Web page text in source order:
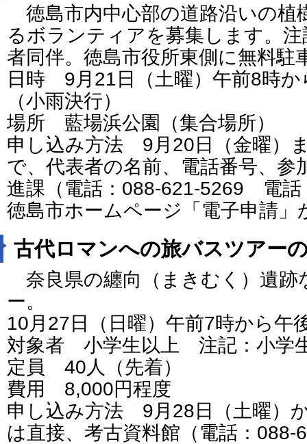
徳島市内中心部の道路沿いの植
るボランティアを募集します。
者同伴。徳島市役所東側に無料駐
日時 9月21日（土曜）午前8時か
（小雨決行）
場所 藍場浜公園（集合場所）
申し込み方法 9月20日（金曜）
で、代表者の名前、電話番号、参
進課（電話：088-621-5269 電話
徳島市ホームページ「電子申請」
古代ロマンへの旅バスツアー
奈良県の纏向（まきむく）遺跡
ー。
10月27日（日曜）午前7時から午
対象者 小学生以上 注記：小学
定員 40人（先着）
費用 8,000円程度
申し込み方法 9月28日（土曜）
は直接、考古資料館（電話：088-